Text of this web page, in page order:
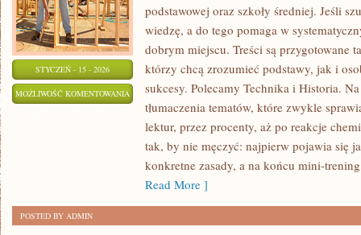
STYCZEŃ - 15 - 2026
MOŻLIWOŚĆ KOMENTOWANIA TECHNOLOGIE
ROBOTYKA
podstawowej oraz szkoły średniej. Jeśli
wiedzę, a do tego pomaga w
dobrym miejscu. Treści są przygotowane
którzy chcą zrozumieć podstawy, jak i
sukcesy. Polecamy Technika i Historia.
tłumaczenia tematów, które zwykle
lektur, przez procenty, aż po reakcje
tak, by nie męczyć: najpierw pojawia się
konkretne zasady, a na końcu mini-
Read More ]
POSTED BY ADMIN